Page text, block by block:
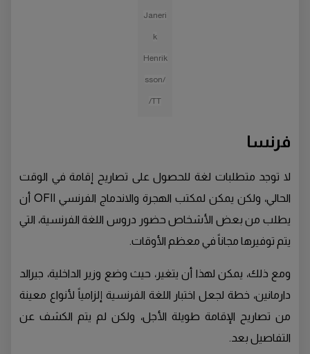
Janeri
k
Henrik
sson/
TT/
فرنسا
لا توجد متطلبات لغة للحصول على تصاريح إقامة في الوقت
الحالي، ولكن يمكن لمكتب الهجرة والاندماج الفرنسي OFII أن
يطلب من بعض الأشخاص حضور دروس اللغة الفرنسية، التي
يتم توفيرها مجاناً في معظم الأوقات.
ومع ذلك، يمكن لهذا أن يتغير، حيث وضع وزير الداخلية، جيرالد
دارمانين، خطة لجعل اختبار اللغة الفرنسية إلزامياً لأنواع معينة
من تصاريح الإقامة طويلة الأجل، ولكن لم يتم الكشف عن
التفاصيل بعد.